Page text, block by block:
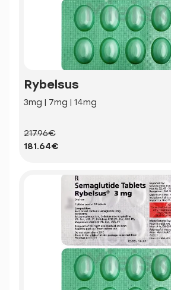
Rybelsus
3mg | 7mg | 14mg
217.96€
181.64€